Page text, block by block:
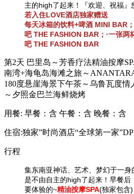
主的high了起来！『欢迎、祝福』
若入住LOVE酒店独家赠送
每天冰箱的饮料+啤酒 MINI BAR
吧 THE FASHION BAR；·一张两
吧 THE FASHION BAR
第2天 巴里岛～芳香疗法精油按摩
南湾+海龟岛海滩之旅～
180度悬崖海景下午茶～乌鲁瓦度
～夕照金巴兰海鲜烧烤
用餐: 早餐：含 午餐：含 晚餐：含
住宿:独家”时尚酒店“全球第一家
行程
集东南亚神话、艺术、梦幻于一
是不由自主的high了起来！早餐后
要体验的~精油按摩SPA(独家包含